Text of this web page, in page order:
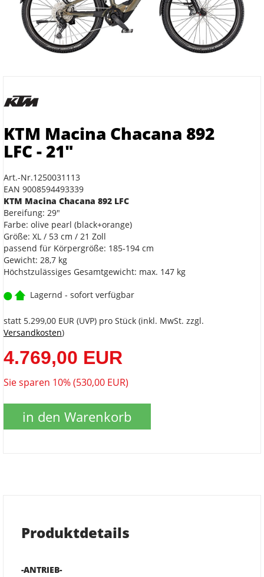
KTM Macina Chacana 892
LFC - 21"
Art.-Nr.1250031113
EAN 9008594493339
KTM Macina Chacana 892 LFC
Bereifung: 29"
Farbe: olive pearl (black+orange)
Größe: XL / 53 cm / 21 Zoll
passend für Körpergröße: 185-194 cm
Gewicht: 28,7 kg
Höchstzulässiges Gesamtgewicht: max. 147 kg
Lagernd - sofort verfügbar
statt 5.299,00 EUR (UVP) pro Stück (inkl. MwSt. zzgl.
Versandkosten)
4.769,00 EUR
Sie sparen 10% (530,00 EUR)
in den Warenkorb
Produktdetails
-ANTRIEB-